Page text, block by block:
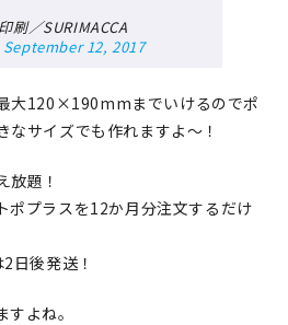
刷／SURIMACCA
September 12, 2017
大120×190mmまでいけるのでポ
なサイズでも作れますよ～！
放題！
ポプラスを12か月分注文するだけ
日後発送！
よね。